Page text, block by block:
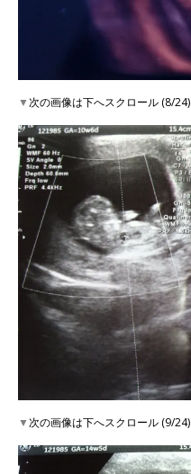
▼次の画像は下へスクロール (8/24)
▼次の画像は下へスクロール (9/24)